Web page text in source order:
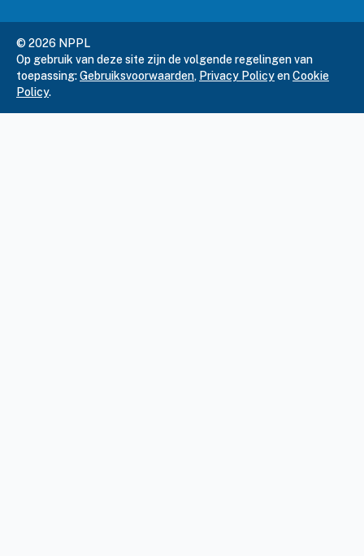
© 2026 NPPL
Op gebruik van deze site zijn de volgende regelingen van
toepassing:Gebruiksvoorwaarden, Privacy PolicyenCookie
Policy.